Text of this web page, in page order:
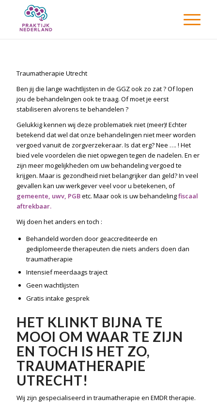
Traumatherapie Utrecht
Ben jij die lange wachtlijsten in de GGZ ook zo zat ? Of lopen
jou de behandelingen ook te traag. Of moet je eerst
stabiliseren alvorens te behandelen ?
Gelukkig kennen wij deze problematiek niet (meer)! Echter
betekend dat wel dat onze behandelingen niet meer worden
vergoed vanuit de zorgverzekeraar. Is dat erg? Nee …. ! Het
bied vele voordelen die niet opwegen tegen de nadelen. En er
zijn meer mogelijkheden om uw behandeling vergoed te
krijgen. Maar is gezondheid niet belangrijker dan geld? In veel
gevallen kan uw werkgever veel voor u betekenen, of
gemeente, uwv, PGBetc. Maar ook is uw behandelingfiscaal
aftrekbaar.
Wij doen het anders en toch :
Behandeld worden door geaccrediteerde en
gediplomeerde therapeuten die niets anders doen dan
traumatherapie
Intensief meerdaags traject
Geen wachtlijsten
Gratis intake gesprek
HET KLINKT BIJNA TE
MOOI OM WAAR TE ZIJN
EN TOCH IS HET ZO,
TRAUMATHERAPIE
UTRECHT!
Wij zijn gespecialiseerd in traumatherapie en EMDR therapie.